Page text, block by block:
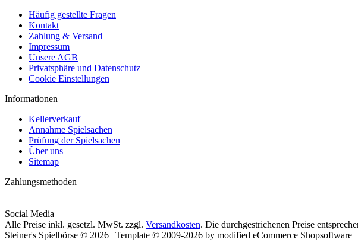
Häufig gestellte Fragen
Kontakt
Zahlung & Versand
Impressum
Unsere AGB
Privatsphäre und Datenschutz
Cookie Einstellungen
Informationen
Kellerverkauf
Annahme Spielsachen
Prüfung der Spielsachen
Über uns
Sitemap
Zahlungsmethoden
Social Media
Alle Preise inkl. gesetzl. MwSt. zzgl. Versandkosten. Die durchgestrichenen Preise
Steiner's Spielbörse © 2026 | Template © 2009-2026 by modified eCommerce Shopsoftware